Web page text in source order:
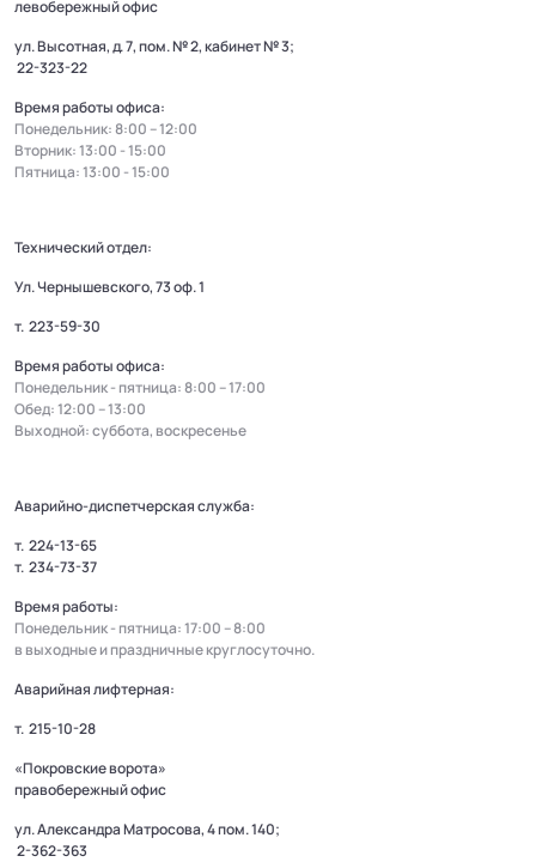
левобережный офис
ул. Высотная, д. 7, пом. № 2, кабинет № 3;
22-323-22
Время работы офиса:
Понедельник: 8:00 – 12:00
Вторник: 13:00 - 15:00
Пятница: 13:00 - 15:00
Технический отдел:
Ул. Чернышевского, 73 оф. 1
т. 223-59-30
Время работы офиса:
Понедельник - пятница: 8:00 – 17:00
Обед: 12:00 – 13:00
Выходной: суббота, воскресенье
Аварийно-диспетчерская служба:
т. 224-13-65
т. 234-73-37
Время работы:
Понедельник - пятница: 17:00 – 8:00
в выходные и праздничные круглосуточно.
Аварийная лифтерная:
т. 215-10-28
«Покровские ворота»
правобережный офис
ул. Александра Матросова, 4 пом. 140;
2-362-363